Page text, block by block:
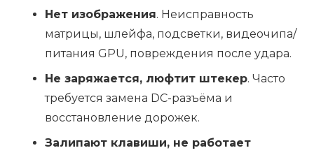
Нет изображения. Неисправность
матрицы, шлейфа, подсветки, видеочипа/
питания GPU, повреждения после удара.
Не заряжается, люфтит штекер. Часто
требуется замена DC-разъёма и
восстановление дорожек.
Залипают клавиши, не работает